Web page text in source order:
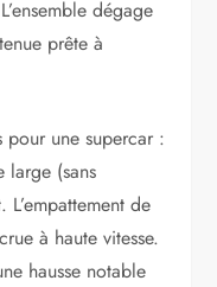
dégage
prête à
pour une supercar :
(sans
de
à haute vitesse.
hausse notable